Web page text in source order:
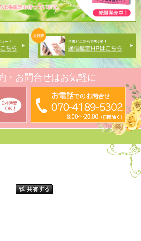
・お問合せはお気軽に